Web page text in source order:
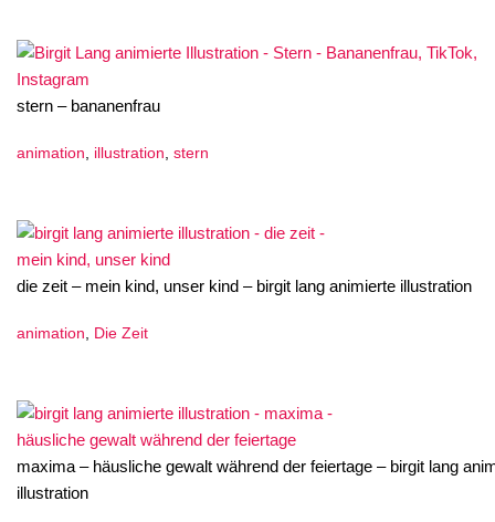
stern – bananenfrau
animation, illustration, stern
die zeit – mein kind, unser kind – birgit lang animierte illustration
animation, Die Zeit
maxima – häusliche gewalt während der feiertage – birgit lang
illustration